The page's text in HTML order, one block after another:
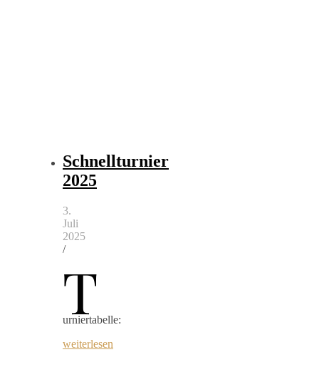
Schnellturnier
2025
3.
Juli
2025
/
T
urniertabelle:
weiterlesen